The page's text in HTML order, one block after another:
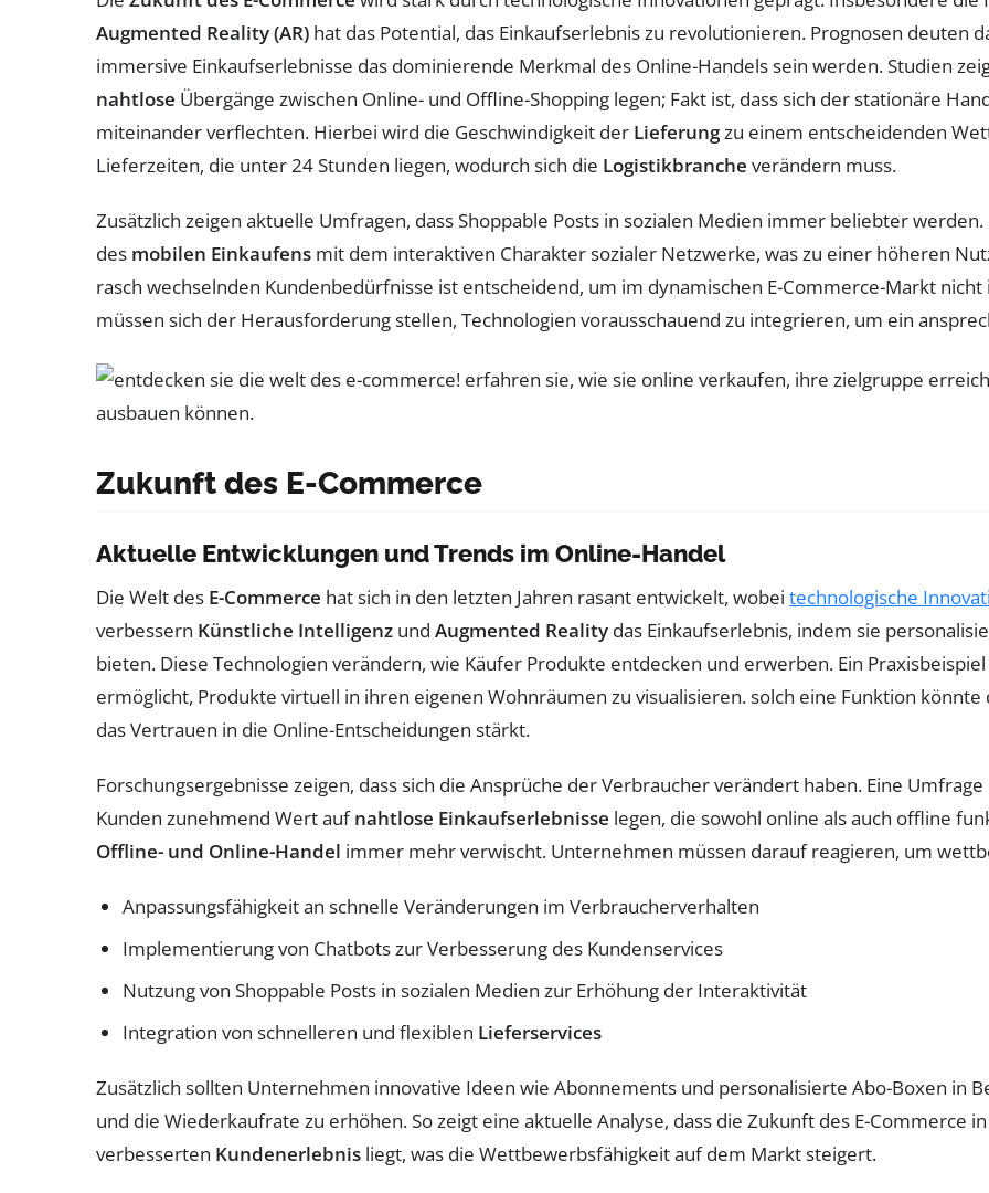
Augmented Reality (AR) hat das Potential, das Einkaufserlebnis zu revolutionieren. Prognosen deuten
immersive Einkaufserlebnisse das dominierende Merkmal des Online-Handels sein werden. Studien
nahtlose Übergänge zwischen Online- und Offline-Shopping legen; Fakt ist, dass sich der stationäre
miteinander verflechten. Hierbei wird die Geschwindigkeit der Lieferungzu einem entscheidenden
Lieferzeiten, die unter 24 Stunden liegen, wodurch sich die Logistikbranche verändern muss.
Zusätzlich zeigen aktuelle Umfragen, dass Shoppable Posts in sozialen Medien immer beliebter
des mobilen Einkaufens mit dem interaktiven Charakter sozialer Netzwerke, was zu einer höheren
rasch wechselnden Kundenbedürfnisse ist entscheidend, um im dynamischen E-Commerce-Markt
müssen sich der Herausforderung stellen, Technologien vorausschauend zu integrieren, um ein
Zukunft des E-Commerce
Aktuelle Entwicklungen und Trends im Online-Handel
Die Welt des E-Commerce hat sich in den letzten Jahren rasant entwickelt, wobei technologische
verbessern Künstliche Intelligenz und Augmented Reality das Einkaufserlebnis, indem sie
bieten. Diese Technologien verändern, wie Käufer Produkte entdecken und erwerben. Ein
ermöglicht, Produkte virtuell in ihren eigenen Wohnräumen zu visualisieren. solch eine Funktion
das Vertrauen in die Online-Entscheidungen stärkt.
Forschungsergebnisse zeigen, dass sich die Ansprüche der Verbraucher verändert haben. Eine
Kunden zunehmend Wert aufnahtlose Einkaufserlebnisse legen, die sowohl online als auch offline
Offline- und Online-Handel immer mehr verwischt. Unternehmen müssen darauf reagieren, um
Anpassungsfähigkeit an schnelle Veränderungen im Verbraucherverhalten
Implementierung von Chatbots zur Verbesserung des Kundenservices
Nutzung von Shoppable Posts in sozialen Medien zur Erhöhung der Interaktivität
Integration von schnelleren und flexiblen Lieferservices
Zusätzlich sollten Unternehmen innovative Ideen wie Abonnements und personalisierte Abo-Boxen in
und die Wiederkaufrate zu erhöhen. So zeigt eine aktuelle Analyse, dass die Zukunft des E-Commerce
verbesserten Kundenerlebnis liegt, was die Wettbewerbsfähigkeit auf dem Markt steigert.